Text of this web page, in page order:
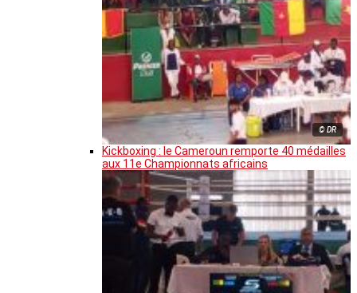
© DR
Kickboxing : le Cameroun remporte 40 médailles
aux 11e Championnats africains